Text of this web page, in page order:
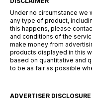
Under no circumstance we
any type of product,
this happens, please
and conditions of the
make money from
products displayed in this
based on quantitative and
to be as fair as possible
ADVERTISER DISCLOSURE